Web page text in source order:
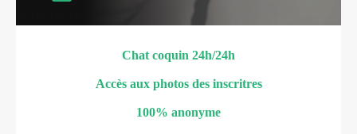
Chat coquin 24h/24h
Accès aux photos des inscritres
100% anonyme